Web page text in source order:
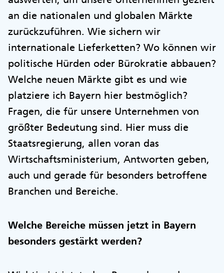
an die nationalen und globalen Märkte
zurückzuführen. Wie sichern wir
internationale Lieferketten? Wo können wir
politische Hürden oder Bürokratie abbauen?
Welche neuen Märkte gibt es und wie
platziere ich Bayern hier bestmöglich?
Fragen, die für unsere Unternehmen von
größter Bedeutung sind. Hier muss die
Staatsregierung, allen voran das
Wirtschaftsministerium, Antworten geben,
auch und gerade für besonders betroffene
Branchen und Bereiche.
Welche Bereiche müssen jetzt in Bayern
besonders gestärkt werden?